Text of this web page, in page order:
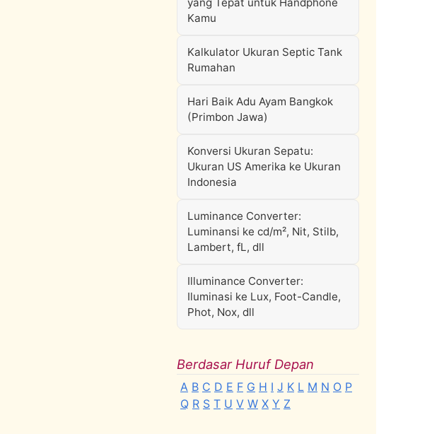
Kamu
Kalkulator Ukuran Septic Tank
Rumahan
Hari Baik Adu Ayam Bangkok
(Primbon Jawa)
Konversi Ukuran Sepatu:
Ukuran US Amerika ke Ukuran
Indonesia
Luminance Converter:
Luminansi ke cd/m², Nit, Stilb,
Lambert, fL, dll
Illuminance Converter:
Iluminasi ke Lux, Foot-Candle,
Phot, Nox, dll
Berdasar Huruf Depan
A B C D E F G H I J K L M N O P
Q R S T U V W X Y Z